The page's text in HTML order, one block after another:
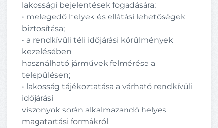
lakossági bejelentések fogadására;
• melegedő helyek és ellátási lehetőségek
biztosítása;
• a rendkívüli téli időjárási körülmények
kezelésében
használható járművek felmérése a
településen;
• lakosság tájékoztatása a várható rendkívüli
időjárási
viszonyok során alkalmazandó helyes
magatartási formákról.